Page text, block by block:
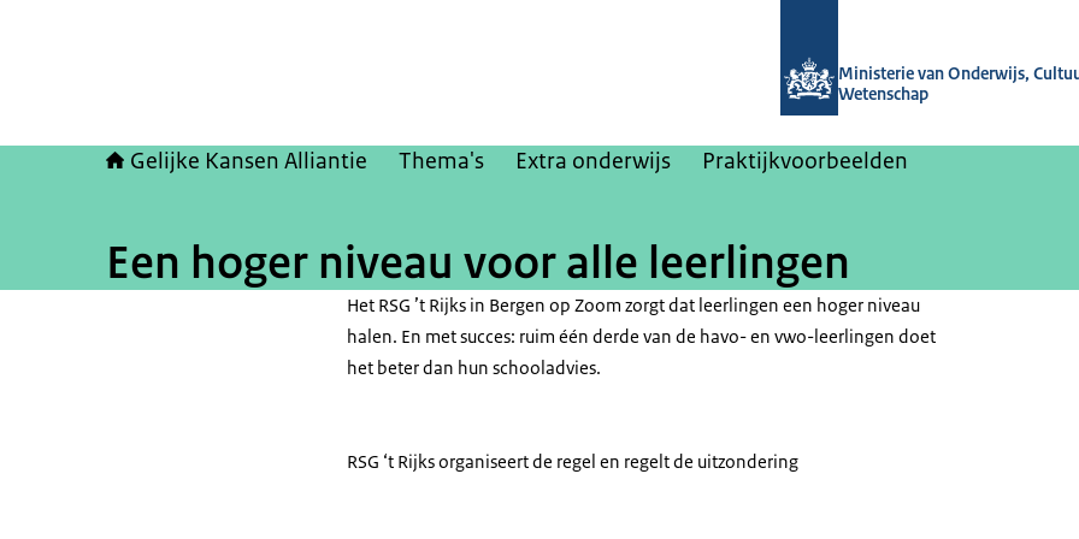
Ministerie van Onderwijs,
Wetenschap
Gelijke Kansen Alliantie Thema's Extra onderwijs Praktijkvoorbeelden
Een hoger niveau voor alle leerlingen
Het RSG ’t Rijks in Bergen op Zoom zorgt dat leerlingen een hoger niveau
halen. En met succes: ruim één derde van de havo- en vwo-leerlingen doet
het beter dan hun schooladvies.
RSG ‘t Rijks organiseert de regel en regelt de uitzondering